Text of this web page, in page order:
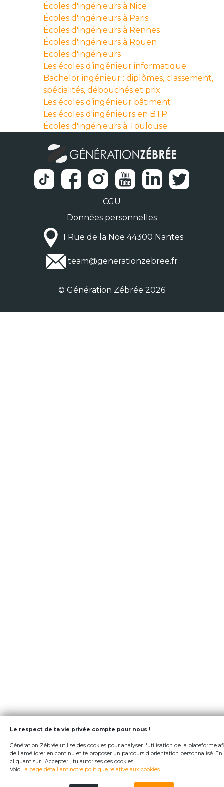
Écoles d'ingénieurs à Nice
Écoles d'ingénieurs à Paris
Écoles d'ingénieurs à Rennes
Écoles d'ingénieurs à Rouen
Ecoles d'ingénieurs
Les écoles d’ingénieur informatique
Bachelor ingénieur : diplômes, classement,
spécialités, débouchés et prix
Les écoles d’ingénieur bâtiment
Les écoles d'ingénieurs en BTP
Écoles d'ingénieurs à Toulouse
CGU
Données personnelles
1 Rue de la Noë 44300 Nantes
team@generationzebree.fr
© Génération Zébrée 2026
Le respect de ta vie privée compte pour nous !
Génération Zébrée utilise des cookies pour analyser l'utilisation de la plateforme
de l'améliorer en continu et te proposer un parcours d'orientation personnalisé. En
cliquant sur "Accepter", tu autorises ces cookies.
Voici la page détaillant notre politique relative aux cookies.